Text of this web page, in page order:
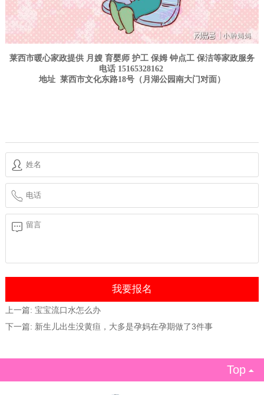
莱西市暖心家政提供 月嫂 育婴师 护工 保姆 钟点工 保洁等家政 服务
电话 15165328162
地址 莱西市文化东路18号（ 月湖公园南大门对面）
上一篇: 宝宝流口水怎么办
下一篇: 新生儿出生没黄疸，大多是孕妈在孕期做了3件事
Top